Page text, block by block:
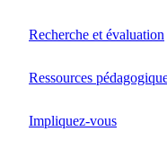
Recherche et évaluation
Ressources
Impliquez-vous